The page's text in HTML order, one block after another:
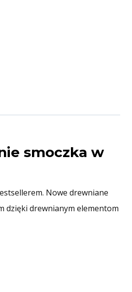
smoczka w
Nowe drewniane
dzięki drewnianym elementom